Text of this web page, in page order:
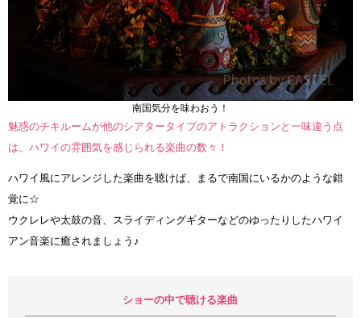
南国気分を味わおう！
魅惑のチキルームが他のシアタータイプのアトラクションと一味違う点
は、ハワイの雰囲気を感じられる楽曲の数々！
ハワイ風にアレンジした楽曲を聴けば、まるで南国にいるかのような錯
覚に☆
ウクレレや太鼓の音、スライディングギターなどのゆったりしたハワイ
アン音楽に癒されましょう♪
ショーの中で聴ける楽曲